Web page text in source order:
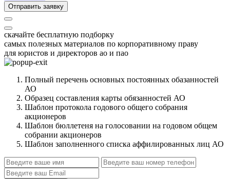
Отправить заявку
скачайте бесплатную подборку
самых полезных материалов по корпоративному праву
для юристов и директоров ао и пао
Полный перечень основных постоянных обазанностей
АО
Образец составления карты обязанностей АО
Шаблон протокола годового общего собрания
акционеров
Шаблон бюллетеня на голосовании на годовом общем
собрании акционеров
Шаблон заполненного списка аффилированных лиц АО